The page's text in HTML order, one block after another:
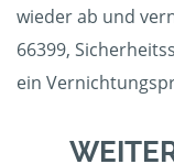
wieder ab und
66399,
ein